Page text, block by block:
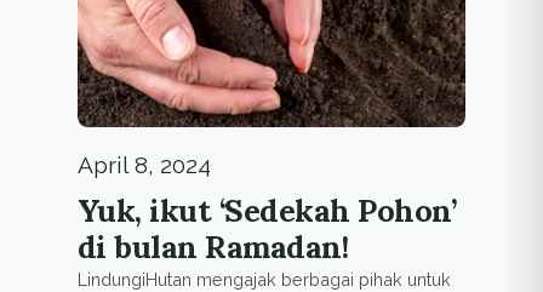
April 8, 2024
Yuk, ikut ‘Sedekah Pohon’
di bulan Ramadan!
LindungiHutan mengajak berbagai pihak untuk